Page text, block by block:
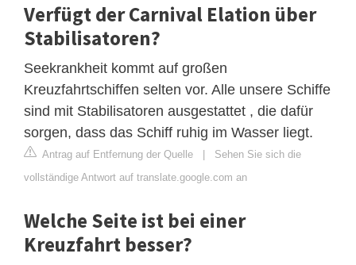
Verfügt der Carnival Elation über
Stabilisatoren?
Seekrankheit kommt auf großen
Kreuzfahrtschiffen selten vor. Alle unsere Schiffe
sind mit Stabilisatoren ausgestattet , die dafür
sorgen, dass das Schiff ruhig im Wasser liegt.
Antrag auf Entfernung der Quelle | Sehen Sie sich die
vollständige Antwort auf translate.google.com an
Welche Seite ist bei einer
Kreuzfahrt besser?